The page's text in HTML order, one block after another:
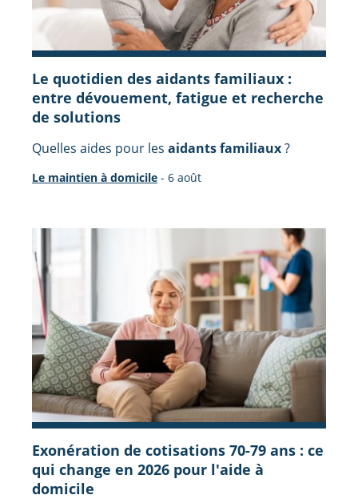
Le quotidien des aidants familiaux :
entre dévouement, fatigue et recherche
de solutions
Quelles aides pour les aidants familiaux?
Le maintien à domicile - 6 août
Exonération de cotisations 70-79 ans : ce
qui change en 2026 pour l'aide à
domicile